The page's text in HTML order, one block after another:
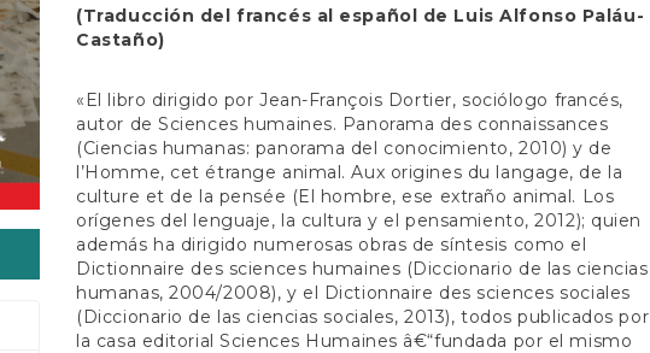
(Traducción del francés al español de Luis Alfonso Paláu-
Castaño)
«El libro dirigido por Jean-François Dortier, sociólogo francés,
autor de Sciences humaines. Panorama des connaissances
(Ciencias humanas: panorama del conocimiento, 2010) y de
l’Homme, cet étrange animal. Aux origines du langage, de la
culture et de la pensée (El hombre, ese extraño animal. Los
orígenes del lenguaje, la cultura y el pensamiento, 2012); quien
además ha dirigido numerosas obras de síntesis como el
Dictionnaire des sciences humaines (Diccionario de las ciencias
humanas, 2004/2008), y el Dictionnaire des sciences sociales
(Diccionario de las ciencias sociales, 2013), todos publicados por
la casa editorial Sciences Humaines â€“fundada por el mismo